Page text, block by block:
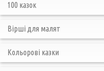
100 казок
Вірші для малят
Кольорові казки